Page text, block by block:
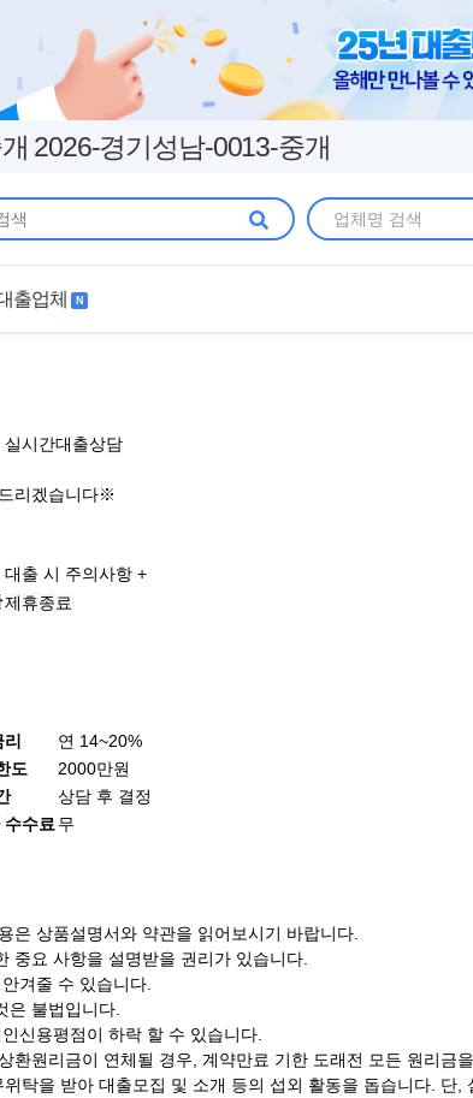
2026-경기성남-0013-중개
출업체 N
개인돈
더보기+
실시간대출상담
리겠습니다※
대출 시 주의사항 +
제휴종료
연 14~20%
도
2000만원
상담 후 결정
수수료 무
은 상품설명서와 약관을 읽어보시기 바랍니다.
중요 사항을 설명받을 권리가 있습니다.
겨줄 수 있습니다.
은 불법입니다.
신용평점이 하락 할 수 있습니다.
환원리금이 연체될 경우, 계약만료 기한 도래전 모든 원리금
탁을 받아 대출모집 및 소개 등의 섭외 활동을 돕습니다. 단,